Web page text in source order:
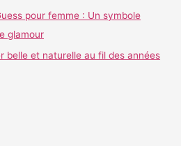
pour femme : Un symbole
glamour
belle et naturelle au fil des années